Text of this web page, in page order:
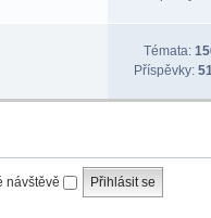
Témata:
Příspěvky:
návštěvě